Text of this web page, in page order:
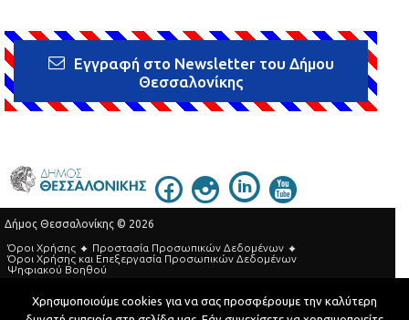
Εγγραφή στο Newsletter του Δήμου
Θεσσαλονίκης
Δήμος Θεσσαλονίκης © 2026
Όροι Χρήσης
Προστασία Προσωπικών Δεδομένων
Όροι Xρήσης και Eπεξεργασία Προσωπικών Δεδομένων
Ψηφιακού Βοηθού
Τηλεφωνικός Κατάλογος
Χρησιμοποιούμε cookies για να σας προσφέρουμε την καλύτερη